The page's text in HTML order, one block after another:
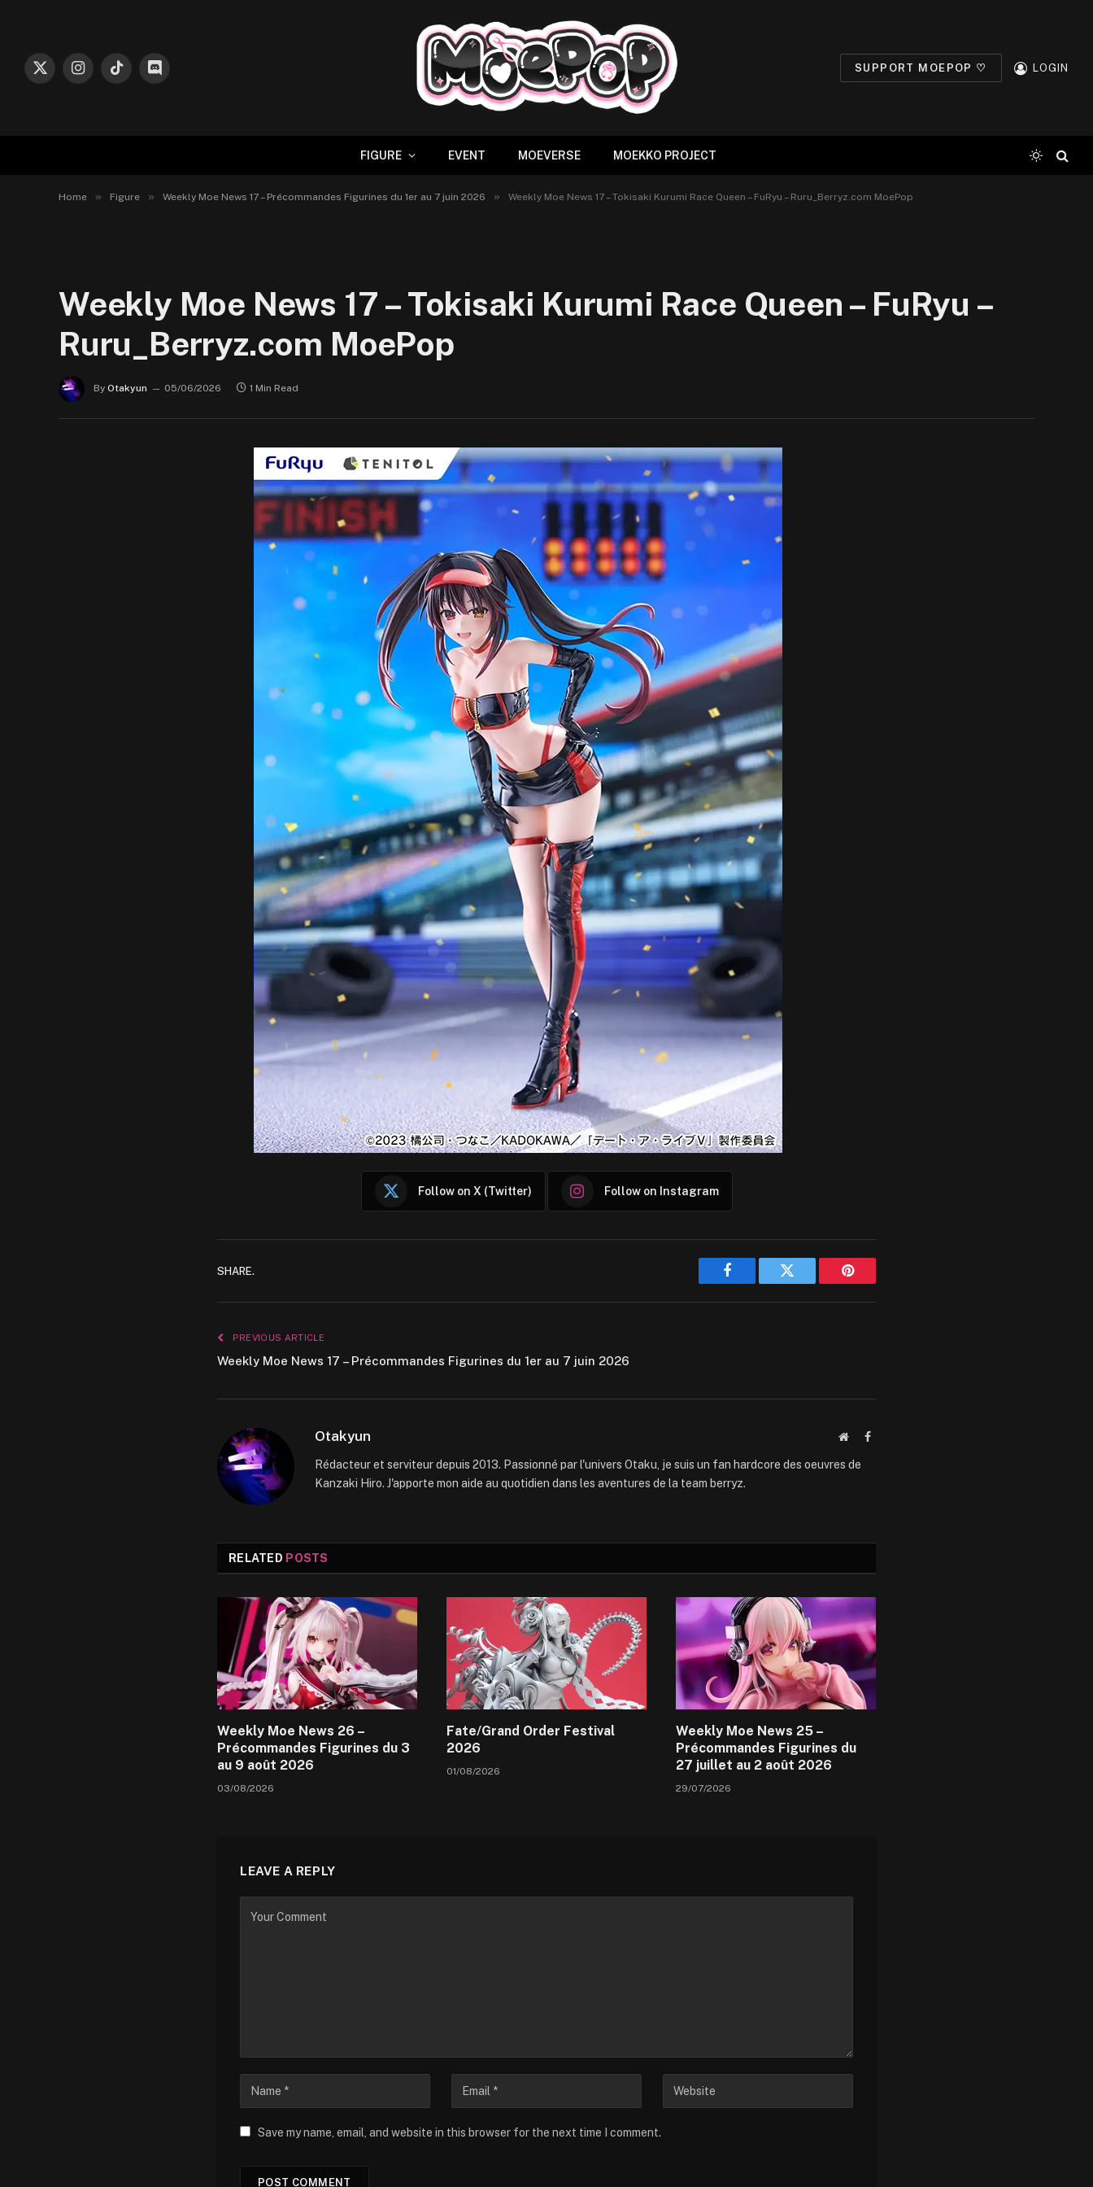
X
InstagramTikTokDiscord
SUPPORT MOEPOP ♡ LOGIN
FIGURE EVENT MOEVERSE MOEKKO PROJECT
Home » Figure » Weekly Moe News 17 – Précommandes Figurines du 1er au 7 juin 2026 » Weekly Moe News 17 – Tokisaki Kurumi Race Queen – FuRyu – Ruru_Berryz.com MoePop
Weekly Moe News 17 – Tokisaki Kurumi Race Queen – FuRyu –
Ruru_Berryz.com MoePop
By Otakyun 05/06/2026 1 Min Read
Follow on X (Twitter) Follow on Instagram
SHARE.
Facebook Twitter Pinterest
PREVIOUS ARTICLE
Weekly Moe News 17 – Précommandes Figurines du 1er au 7 juin 2026
Otakyun WebsiteFacebook
Rédacteur et serviteur depuis 2013. Passionné par l'univers Otaku, je suis un fan hardcore des oeuvres de
Kanzaki Hiro. J'apporte mon aide au quotidien dans les aventures de la team berryz.
RELATED POSTS
Weekly Moe News 26 –
Précommandes Figurines du 3
au 9 août 2026
03/08/2026
Fate/Grand Order Festival
2026
01/08/2026
Weekly Moe News 25 –
Précommandes Figurines du
27 juillet au 2 août 2026
29/07/2026
LEAVE A REPLY
Save my name, email, and website in this browser for the next time I comment.